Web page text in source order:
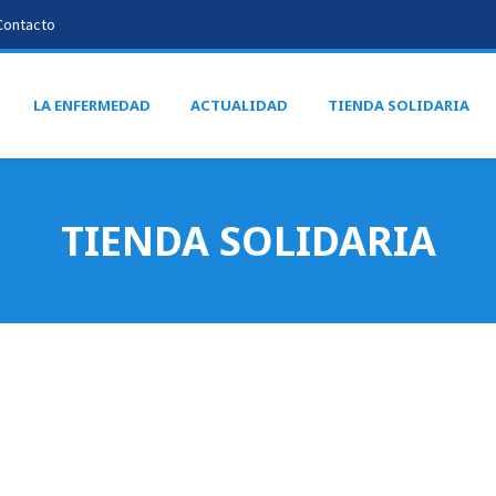
LA ENFERMEDAD ACTUALIDAD TIENDA SOLIDARIA
TIENDA SOLIDARIA